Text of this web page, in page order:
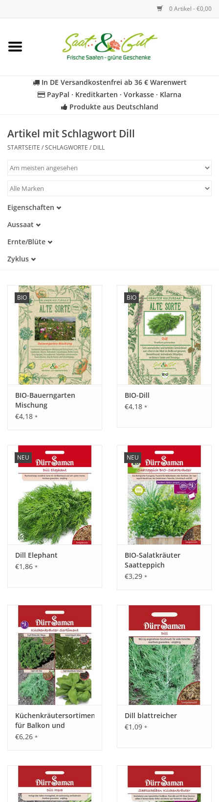
0 Artikel - €0,00
Startseite
Kräuter
Für Kinder
Geschenkideen
Katalog
In DE Versandkostenfrei ab 36 € Warenwert
PayPal · Kreditkarten · Vorkasse · Klarna
Produkte aus Deutschland
Artikel mit Schlagwort Dill
STARTSEITE /SCHLAGWORTE / DILL
Eigenschaften
Alte Sorte
Warmkeimer
Lichtkeimer
Aussaat
Mai
Juni
Ernte/Blüte
Juni
August
September
Oktober
Zyklus
BIO
BIO-Bauerngarten
Mischung
€4,18 *
BIO
BIO-Dill
€4,18 *
NEU
Dill Elephant
€1,86 *
NEU
BIO-Salatkräuter
Saatteppich
€3,29 *
Küchenkräutersortiment
für Balkon und
Terrasse
€6,26 *
Dill blattreicher
€1,09 *